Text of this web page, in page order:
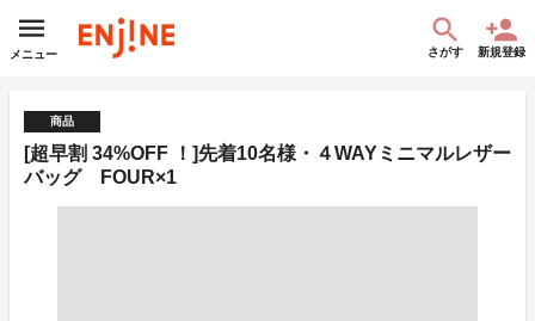
メニュー さがす 新規登録
商品
[超早割 34%OFF ！]先着10名様・４WAYミニマルレザー
バッグ FOUR×1